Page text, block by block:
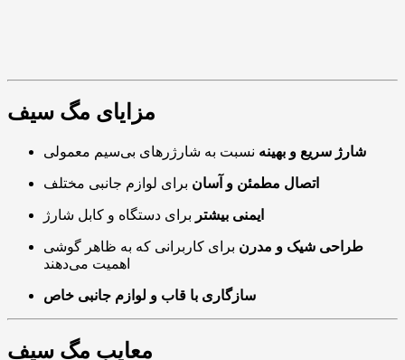
مزایای مگ سیف
شارژ سریع و بهینه نسبت به شارژرهای بی‌سیم معمولی
اتصال مطمئن و آسان برای لوازم جانبی مختلف
ایمنی بیشتر برای دستگاه و کابل شارژ
طراحی شیک و مدرن برای کاربرانی که به ظاهر گوشی
اهمیت می‌دهند
سازگاری با قاب و لوازم جانبی خاص
معایب مگ سیف